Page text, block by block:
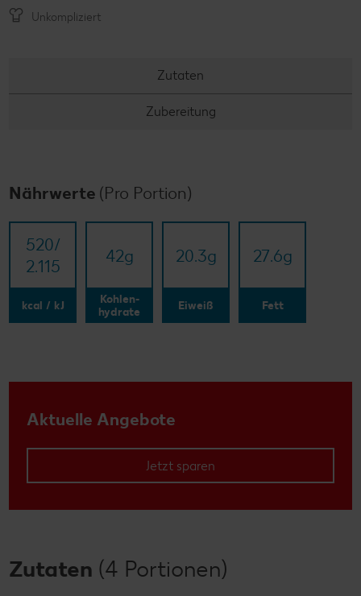
Unkompliziert
Zutaten
Zubereitung
Nährwerte (Pro Portion)
520/​
2.115
kcal / kJ
42g
Kohlen-
hydrate
20.3g
Eiweiß
27.6g
Fett
Aktuelle Angebote
Jetzt sparen
Zutaten (4 Portionen)